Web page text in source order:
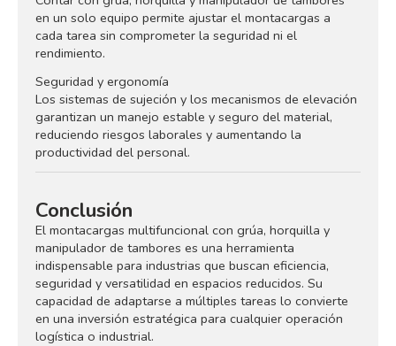
en un solo equipo permite ajustar el montacargas a
cada tarea sin comprometer la seguridad ni el
rendimiento.
Seguridad y ergonomía
Los sistemas de sujeción y los mecanismos de elevación
garantizan un manejo estable y seguro del material,
reduciendo riesgos laborales y aumentando la
productividad del personal.
Conclusión
El montacargas multifuncional con grúa, horquilla y
manipulador de tambores es una herramienta
indispensable para industrias que buscan eficiencia,
seguridad y versatilidad en espacios reducidos. Su
capacidad de adaptarse a múltiples tareas lo convierte
en una inversión estratégica para cualquier operación
logística o industrial.